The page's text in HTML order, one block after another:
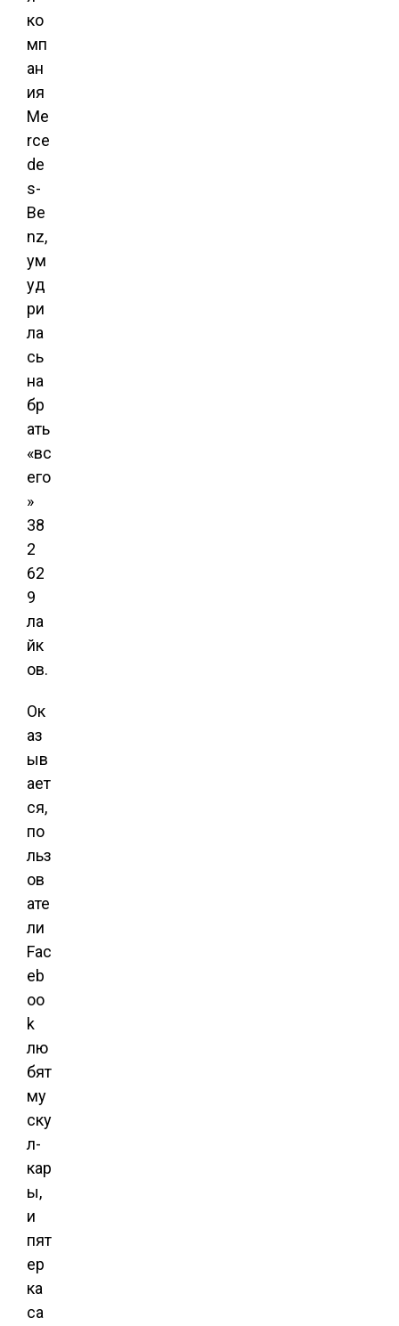
ко
мп
ан
ия
Me
rce
de
s-
Be
nz,
ум
уд
ри
ла
сь
на
бр
ать
«вс
его
»
38
2
62
9
ла
йк
ов.
Ок
аз
ыв
ает
ся,
по
льз
ов
ате
ли
Fac
eb
oo
k
лю
бят
му
ску
л-
кар
ы,
и
пят
ер
ка
са